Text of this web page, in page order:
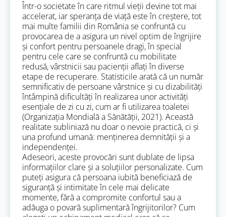
Într-o societate în care ritmul vieții devine tot mai
accelerat, iar speranța de viață este în creștere, tot
mai multe familii din România se confruntă cu
provocarea de a asigura un nivel optim de îngrijire
și confort pentru persoanele dragi, în special
pentru cele care se confruntă cu mobilitate
redusă, vârstnicii sau pacienții aflați în diverse
etape de recuperare. Statisticile arată că un număr
semnificativ de persoane vârstnice și cu dizabilități
întâmpină dificultăți în realizarea unor activități
esențiale de zi cu zi, cum ar fi utilizarea toaletei
(Organizația Mondială a Sănătății, 2021). Această
realitate subliniază nu doar o nevoie practică, ci și
una profund umană: menținerea demnității și a
independenței.
Adeseori, aceste provocări sunt dublate de lipsa
informațiilor clare și a soluțiilor personalizate. Cum
puteți asigura că persoana iubită beneficiază de
siguranță și intimitate în cele mai delicate
momente, fără a compromite confortul sau a
adăuga o povară suplimentară îngrijitorilor? Cum